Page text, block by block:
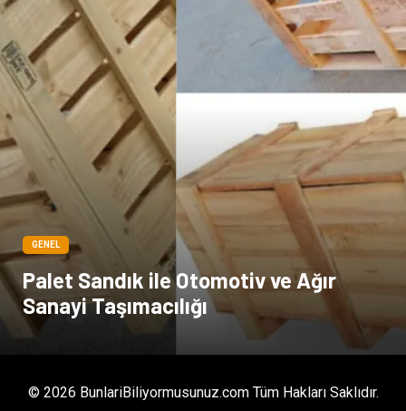
GENEL
Palet Sandık ile Otomotiv ve Ağır
Sanayi Taşımacılığı
© 2026 BunlariBiliyormusunuz.com Tüm Hakları Saklıdır.